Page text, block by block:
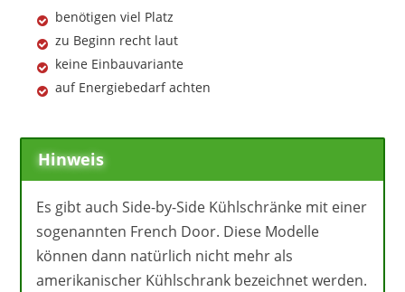
benötigen viel Platz
zu Beginn recht laut
keine Einbauvariante
auf Energiebedarf achten
Hinweis
Es gibt auch Side-by-Side Kühlschränke mit einer
sogenannten French Door. Diese Modelle
können dann natürlich nicht mehr als
amerikanischer Kühlschrank bezeichnet werden.